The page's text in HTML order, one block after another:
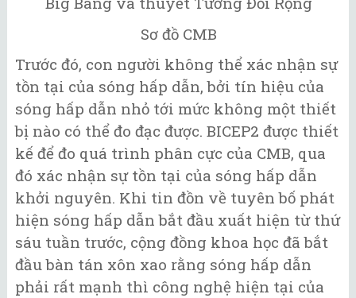
Sơ đồ CMB
Trước đó, con người không thể xác nhận sự
tồn tại của sóng hấp dẫn, bởi tín hiệu của
sóng hấp dẫn nhỏ tới mức không một thiết
bị nào có thể đo đạc được. BICEP2 được thiết
kế để đo quá trình phân cực của CMB, qua
đó xác nhận sự tồn tại của sóng hấp dẫn
khởi nguyên. Khi tin đồn về tuyên bố phát
hiện sóng hấp dẫn bắt đầu xuất hiện từ thứ
sáu tuần trước, cộng đồng khoa học đã bắt
đầu bàn tán xôn xao rằng sóng hấp dẫn
phải rất mạnh thì công nghệ hiện tại của